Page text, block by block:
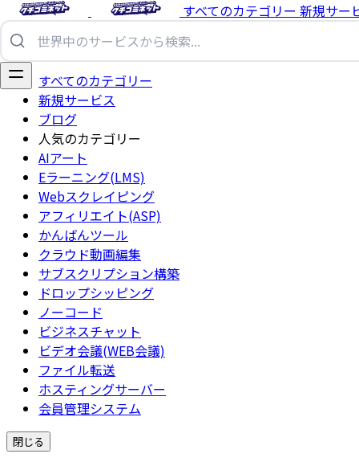
すべてのカテゴリー 新規サー
すべてのカテゴリー
新規サービス
ブログ
人気のカテゴリー
AIアート
Eラーニング(LMS)
Webスクレイピング
アフィリエイト(ASP)
かんばんツール
クラウド動画編集
サブスクリプション構築
ドロップシッピング
ノーコード
ビジネスチャット
ビデオ会議(WEB会議)
ファイル転送
ホスティングサーバー
会員管理システム
閉じる